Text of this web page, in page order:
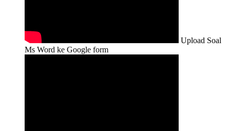
Upload Soal
Ms Word ke Google form